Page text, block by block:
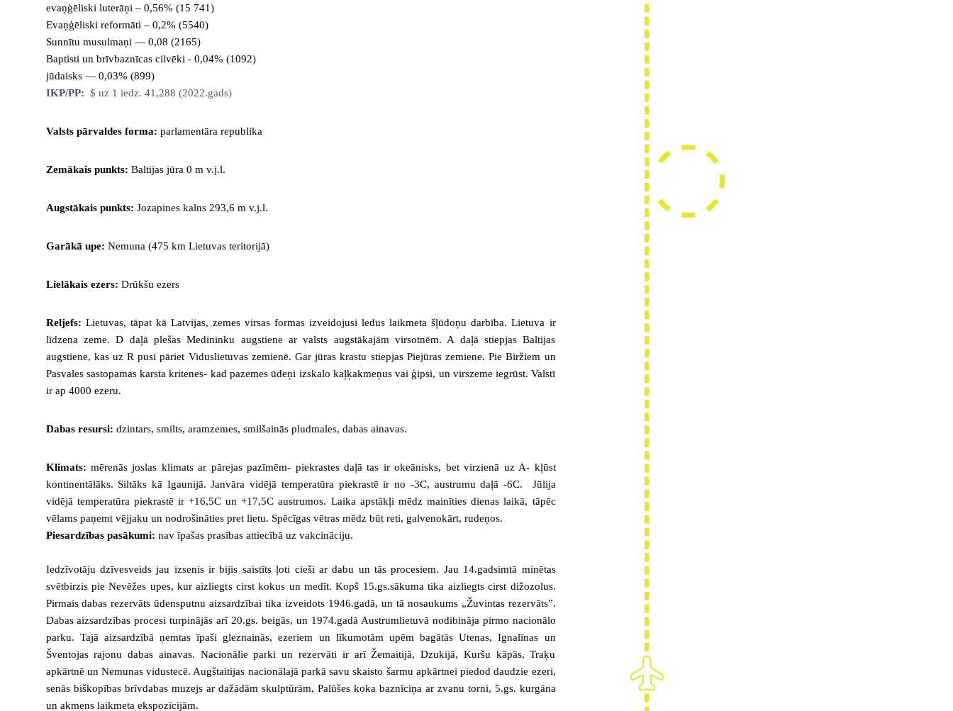
evaņģēliski luterāņi – 0,56% (15 741)
Evaņģēliski reformāti – 0,2% (5540)
Sunnītu musulmaņi — 0,08 (2165)
Baptisti un brīvbaznīcas cilvēki - 0,04% (1092)
jūdaisks — 0,03% (899)
IKP/PP: $ uz 1 iedz. 41,288 (2022.gads)
Valsts pārvaldes forma: parlamentāra republika
Zemākais punkts: Baltijas jūra 0 m v.j.l.
Augstākais punkts: Jozapines kalns 293,6 m v.j.l.
Garākā upe: Nemuna (475 km Lietuvas teritorijā)
Lielākais ezers: Drūkšu ezers
Reljefs: Lietuvas, tāpat kā Latvijas, zemes virsas formas izveidojusi ledus laikmeta šļūdoņu darbība. Lietuva ir
līdzena zeme. D daļā plešas Medininku augstiene ar valsts augstākajām virsotnēm. A daļā stiepjas Baltijas
augstiene, kas uz R pusi pāriet Viduslietuvas zemienē. Gar jūras krastu stiepjas Piejūras zemiene. Pie Biržiem un
Pasvales sastopamas karsta kritenes- kad pazemes ūdeņi izskalo kaļķakmeņus vai ģipsi, un virszeme iegrūst. Valstī
ir ap 4000 ezeru.
Dabas resursi: dzintars, smilts, aramzemes, smilšainās pludmales, dabas ainavas.
Klimats: mērenās joslas klimats ar pārejas pazīmēm- piekrastes daļā tas ir okeānisks, bet virzienā uz A- kļūst
kontinentālāks. Siltāks kā Igaunijā. Janvāra vidējā temperatūra piekrastē ir no -3C, austrumu daļā -6C. Jūlija
vidējā temperatūra piekrastē ir +16,5C un +17,5C austrumos. Laika apstākļi mēdz mainīties dienas laikā, tāpēc
vēlams paņemt vējjaku un nodrošināties pret lietu. Spēcīgas vētras mēdz būt reti, galvenokārt, rudeņos.
Piesardzības pasākumi: nav īpašas prasības attiecībā uz vakcināciju.
Iedzīvotāju dzīvesveids jau izsenis ir bijis saistīts ļoti cieši ar dabu un tās procesiem. Jau 14.gadsimtā minētas
svētbirzis pie Nevēžes upes, kur aizliegts cirst kokus un medīt. Kopš 15.gs.sākuma tika aizliegts cirst dižozolus.
Pirmais dabas rezervāts ūdensputnu aizsardzībai tika izveidots 1946.gadā, un tā nosaukums „Žuvintas rezervāts”.
Dabas aizsardzības procesi turpinājās arī 20.gs. beigās, un 1974.gadā Austrumlietuvā nodibināja pirmo nacionālo
parku. Tajā aizsardzībā ņemtas īpaši gleznainās, ezeriem un līkumotām upēm bagātās Utenas, Ignalīnas un
Šventojas rajonu dabas ainavas. Nacionālie parki un rezervāti ir arī Žemaitijā, Dzukijā, Kuršu kāpās, Traķu
apkārtnē un Nemunas vidustecē. Augštaitijas nacionālajā parkā savu skaisto šarmu apkārtnei piedod daudzie ezeri,
senās biškopības brīvdabas muzejs ar dažādām skulptūrām, Palūšes koka baznīciņa ar zvanu torni, 5.gs. kurgāna
un akmens laikmeta ekspozīcijām.